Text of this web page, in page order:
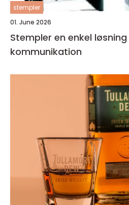
stempler
01. June 2026
Stempler en enkel løsning til tydelig
kommunikation